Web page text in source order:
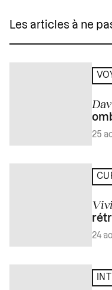
Les articles à ne
25
24